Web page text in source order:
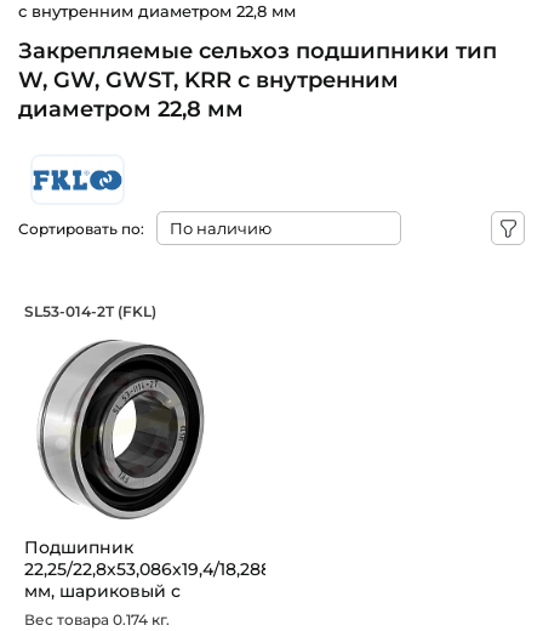
с внутренним диаметром 22,8 мм
Закрепляемые сельхоз подшипники тип
W, GW, GWST, KRR с внутренним
диаметром 22,8 мм
Сортировать по:
Подшипник 22,25/22,8х53,086х19,4/
SL53-014-2T (FKL)
Подшипник
22,25/22,8х53,086х19,4/18,288
мм, шариковый с
шестигранным от...
Вес товара 0.174 кг.